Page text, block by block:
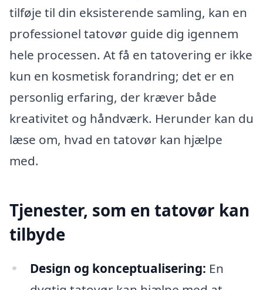
tilføje til din eksisterende samling, kan en
professionel tatovør guide dig igennem
hele processen. At få en tatovering er ikke
kun en kosmetisk forandring; det er en
personlig erfaring, der kræver både
kreativitet og håndværk. Herunder kan du
læse om, hvad en tatovør kan hjælpe
med.
Tjenester, som en tatovør kan
tilbyde
Design og konceptualisering: En